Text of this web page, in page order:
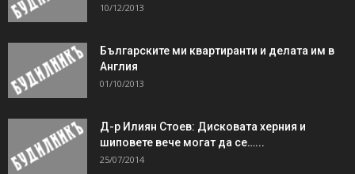
10/12/2013
Българските ми квартиранти и делата им в
Англия
01/10/2013
Д-р Илиян Стоев: Дисковата херния и
шиповете вече могат да се…...
25/07/2014